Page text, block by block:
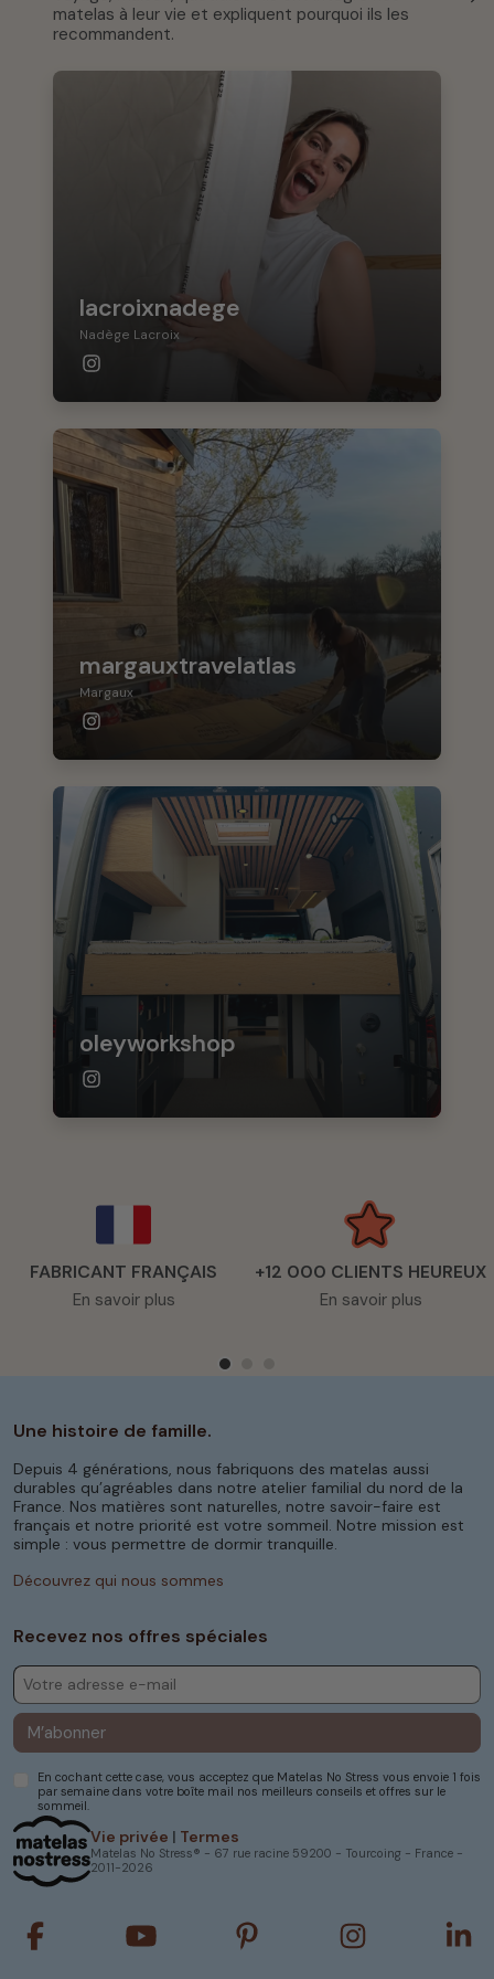
matelas à leur vie et expliquent pourquoi ils les
recommandent.
lacroixnadege
Nadège Lacroix
margauxtravelatlas
Margaux
oleyworkshop
FABRICANT FRANÇAIS
En savoir plus
+12 000 CLIENTS HEUREUX
En savoir plus
Vie privée | Termes
Matelas No Stress® - 67 rue racine 59200 - Tourcoing - France -
2011-2026
Une histoire de famille.
Depuis 4 générations, nous fabriquons des matelas aussi
durables qu’agréables dans notre atelier familial du nord de la
France. Nos matières sont naturelles, notre savoir-faire est
français et notre priorité est votre sommeil. Notre mission est
simple : vous permettre de dormir tranquille.
Découvrez qui nous sommes
Recevez nos offres spéciales
M’abonner
En cochant cette case, vous acceptez que Matelas No Stress vous envoie 1 fois
par semaine dans votre boîte mail nos meilleurs conseils et offres sur le
sommeil.